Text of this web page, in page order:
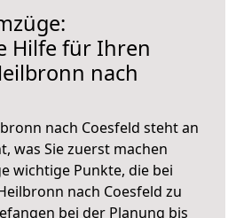
Hilfe für Ihren
nach
nach Coesfeld steht an
was Sie zuerst machen
wichtige Punkte, die bei
nach Coesfeld zu
bei der Planung bis